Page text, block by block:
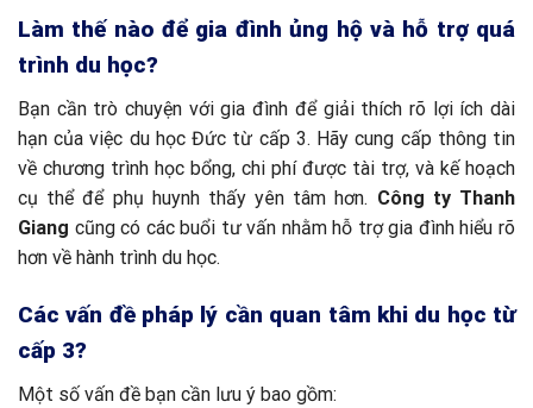
Làm thế nào để gia đình ủng hộ và hỗ trợ quá
trình du học?
Bạn cần trò chuyện với gia đình để giải thích rõ lợi ích dài
hạn của việc du học Đức từ cấp 3. Hãy cung cấp thông tin
về chương trình học bổng, chi phí được tài trợ, và kế hoạch
cụ thể để phụ huynh thấy yên tâm hơn. Công ty Thanh
Giang cũng có các buổi tư vấn nhằm hỗ trợ gia đình hiểu rõ
hơn về hành trình du học.
Các vấn đề pháp lý cần quan tâm khi du học từ
cấp 3?
Một số vấn đề bạn cần lưu ý bao gồm: